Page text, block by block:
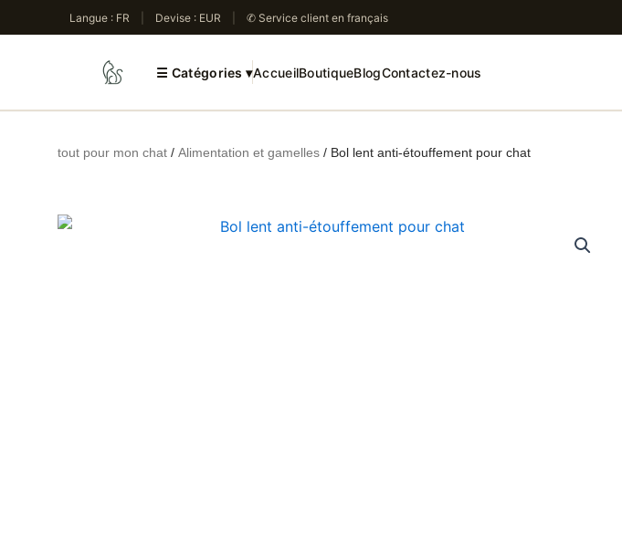
Langue : FR Devise : EUR ✆ Service client en français
☰ Catégories ▾AccueilBoutiqueBlogContactez-nous
au
tout pour mon chat/ Alimentation et gamelles/ Bol lent anti-étouffement pour chat